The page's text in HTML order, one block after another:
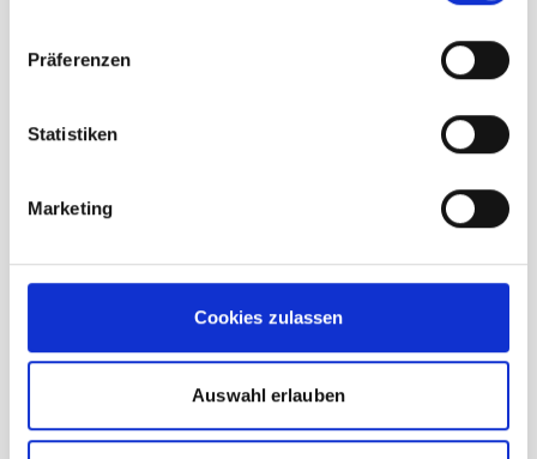
Präferenzen
Statistiken
Marketing
Cookies zulassen
Auswahl erlauben
Icebreaker 300 Fine Polar Thermo
179,95 €
unser Preis ab: 125,97 € -30%
Inkl. 19% Steuern,exkl.Versandkosten